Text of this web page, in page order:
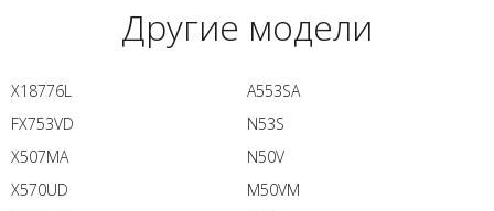
Другие модели
X18776L
FX753VD
X507MA
X570UD
A553SA
N53S
N50V
M50VM